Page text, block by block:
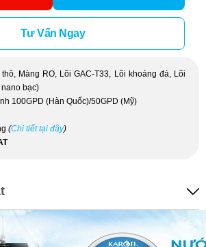
Tư Vấn Ngay
Màng RO, Lõi GAC-T33, Lõi khoáng đá, Lõi
bạc)
100GPD (Hàn Quốc)/50GPD (Mỹ)
(Chi tiết tại đây)